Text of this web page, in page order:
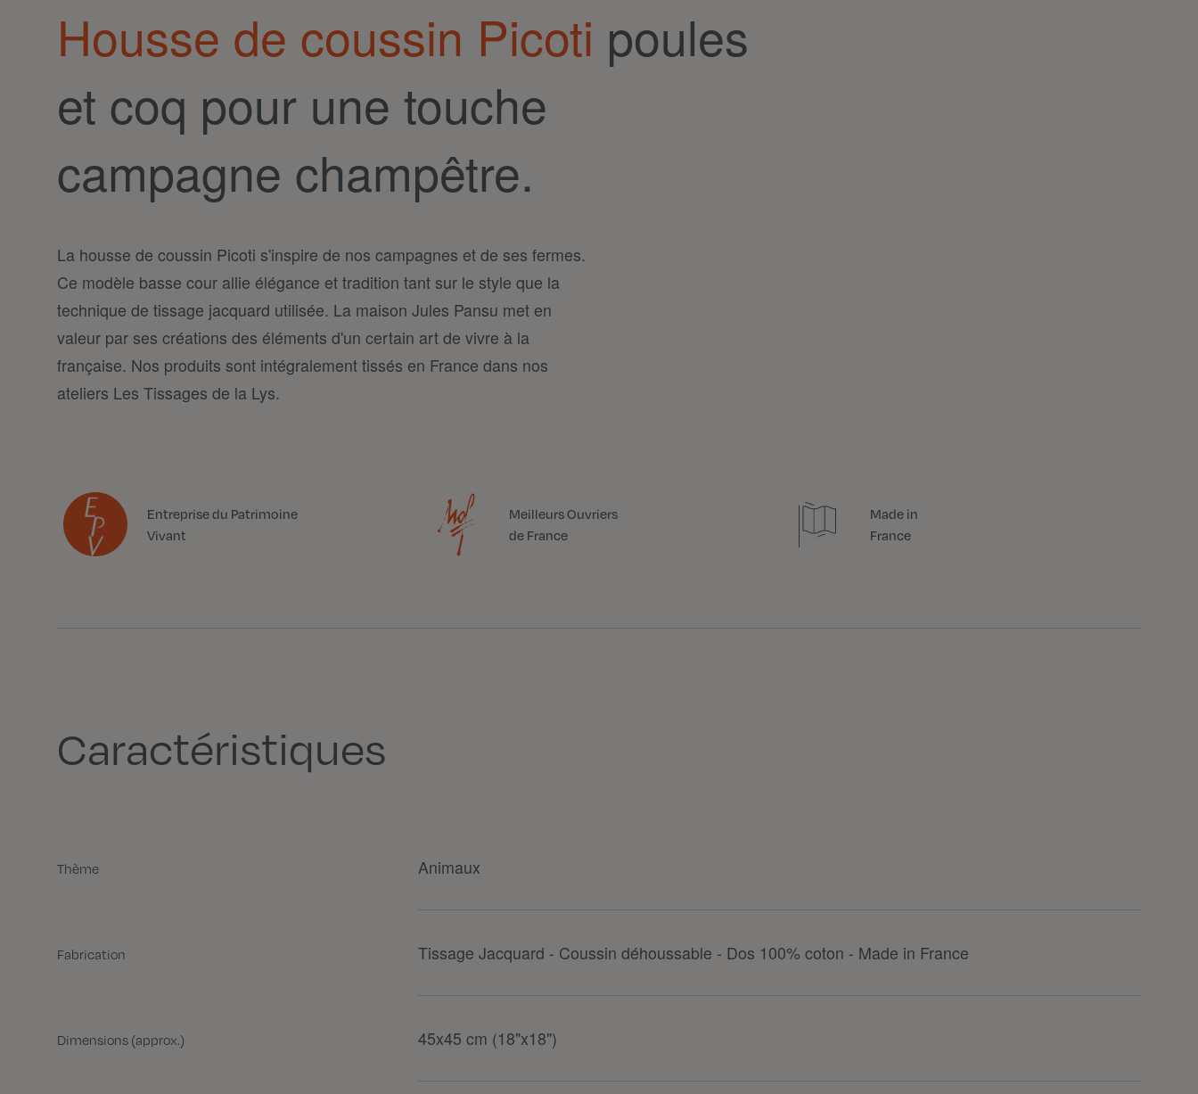
Housse de coussin Picoti poules
et coq pour une touche
campagne champêtre.
La housse de coussin Picoti s'inspire de nos campagnes et de ses fermes.
Ce modèle basse cour allie élégance et tradition tant sur le style que la
technique de tissage jacquard utilisée. La maison Jules Pansu met en
valeur par ses créations des éléments d'un certain art de vivre à la
française. Nos produits sont intégralement tissés en France dans nos
ateliers Les Tissages de la Lys.
Entreprise du Patrimoine
Vivant
Meilleurs Ouvriers
de France
Made in
France
Caractéristiques
Thème Animaux
Fabrication Tissage Jacquard - Coussin déhoussable - Dos 100% coton - Made in France
Dimensions (approx.) 45x45 cm (18"x18")